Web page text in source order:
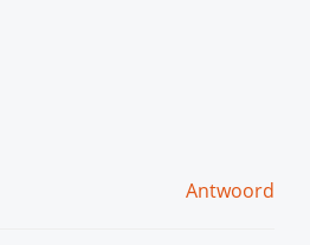
Antwoord